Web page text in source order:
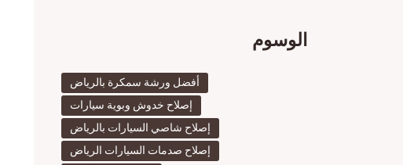
الوسوم
أفضل ورشة سمكرة بالرياض
إصلاح خدوش وبوية سيارات
إصلاح شاصي السيارات بالرياض
إصلاح صدمات السيارات الرياض